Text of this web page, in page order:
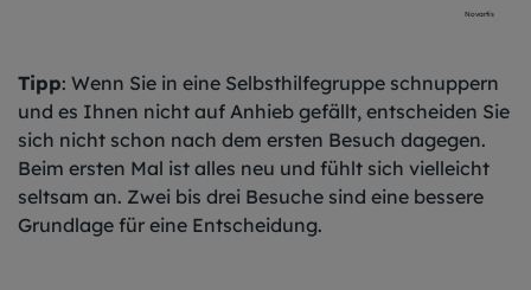
Novartis
Tipp: Wenn Sie in eine Selbsthilfegruppe schnuppern
und es Ihnen nicht auf Anhieb gefällt, entscheiden Sie
sich nicht schon nach dem ersten Besuch dagegen.
Beim ersten Mal ist alles neu und fühlt sich vielleicht
seltsam an. Zwei bis drei Besuche sind eine bessere
Grundlage für eine Entscheidung.